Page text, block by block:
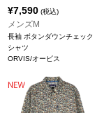
¥7,590 (税込)
メンズM
長袖 ボタンダウンチェック
シャツ
ORVIS/オービス